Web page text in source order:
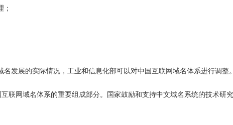
；
发展的实际情况，工业和信息化部可以对中国互联网域名体系进行调整
联网域名体系的重要组成部分。国家鼓励和支持中文域名系统的技术研